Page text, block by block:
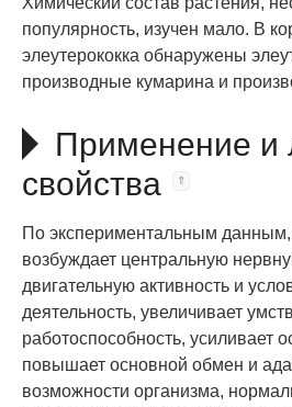
популярность, изучен мало. В
элеутерококка обнаружены
производные кумарина и
Применение и
свойства
По экспериментальным данным,
возбуждает центральную
двигательную активность и
деятельность, увеличивает
работоспособность, усиливает
повышает основной обмен и
возможности организма,